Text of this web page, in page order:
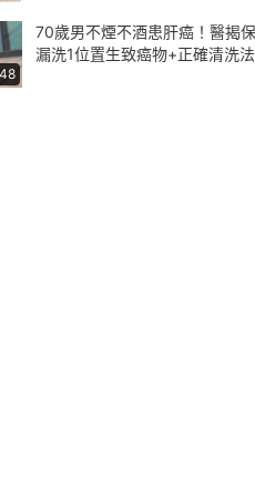
70歲男不煙不酒患肝癌！醫揭
漏洗1位置生致癌物+正確清洗法